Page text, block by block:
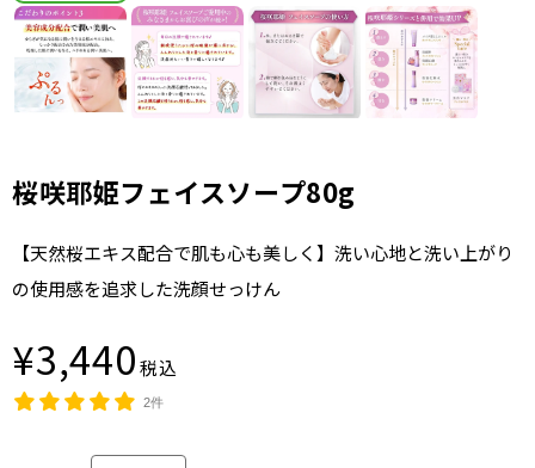
桜咲耶姫フェイスソープ80g
【天然桜エキス配合で肌も心も美しく】洗い心地と洗い上がり
の使用感を追求した洗顔せっけん
¥3,440 税込
2件